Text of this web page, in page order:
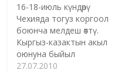
16-18-июль күндөрү
Чехияда тогуз коргоол
боюнча мелдеш өттү.
Кыргыз-казактын акыл
оюнуна быйыл
Кыргызстандын
27.07.2010